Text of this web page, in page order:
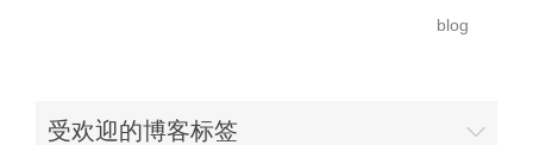
blog
受欢迎的博客标签